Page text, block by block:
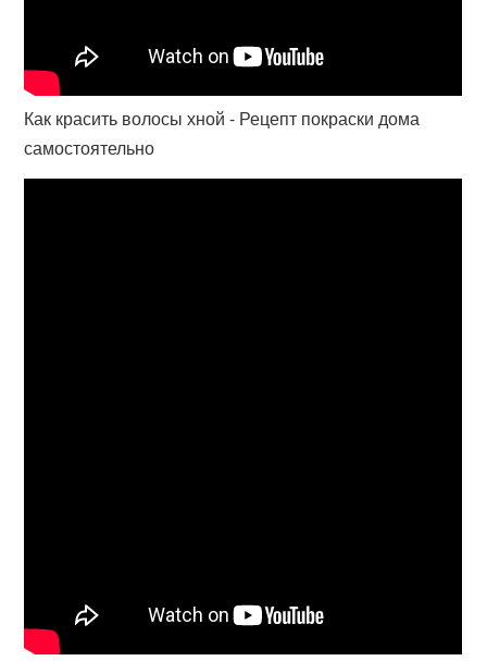
Как красить волосы хной - Рецепт покраски дома
самостоятельно